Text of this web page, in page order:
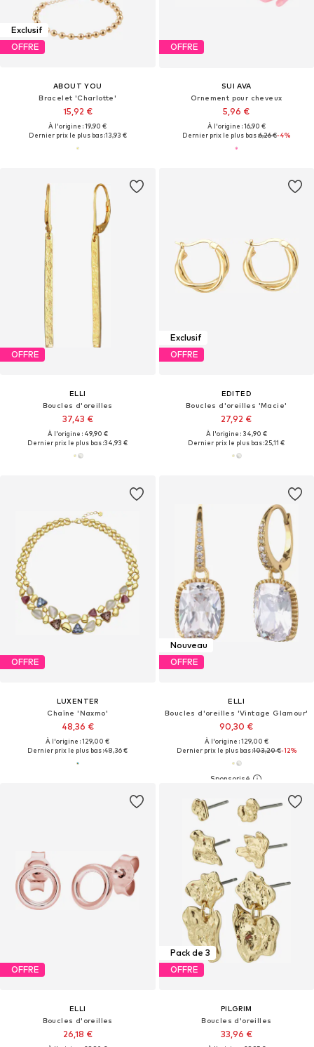
Exclusif
OFFRE
ABOUT YOU
Bracelet 'Charlotte'
15,92 €
À l'origine : 19,90 €
Dernier prix le plus bas :13,93 €
OFFRE
SUI AVA
Ornement pour cheveux
5,96 €
À l'origine : 16,90 €
Dernier prix le plus bas :6,26 €-4%
OFFRE
ELLI
Boucles d'oreilles
37,43 €
À l'origine : 49,90 €
Dernier prix le plus bas :34,93 €
Exclusif
OFFRE
EDITED
Boucles d'oreilles 'Macie'
27,92 €
À l'origine : 34,90 €
Dernier prix le plus bas :25,11 €
OFFRE
LUXENTER
Chaîne 'Naxmo'
48,36 €
À l'origine : 129,00 €
Dernier prix le plus bas :48,36 €
Nouveau
OFFRE
ELLI
Boucles d'oreilles 'Vintage Glamour'
90,30 €
À l'origine : 129,00 €
Dernier prix le plus bas :103,20 €-12%
OFFRE
ELLI
Boucles d'oreilles
26,18 €
Pack de 3
OFFRE
PILGRIM
Boucles d'oreilles
33,96 €